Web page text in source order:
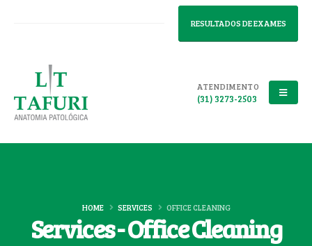
RESULTADOS DE EXAMES
ATENDIMENTO
(31) 3273-2503
HOME SERVICES OFFICE CLEANING
Services - Office Cleaning